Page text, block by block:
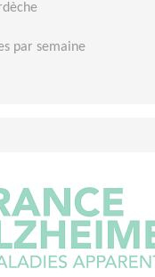
par semaine